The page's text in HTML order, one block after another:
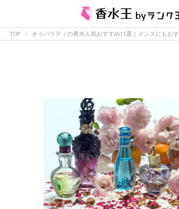
TOP オゥパラディの香水人気おすすめ11選｜メンズにもお